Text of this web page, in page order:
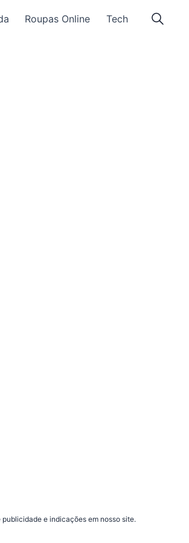
Roupas Online Tech
e indicações em nosso site.